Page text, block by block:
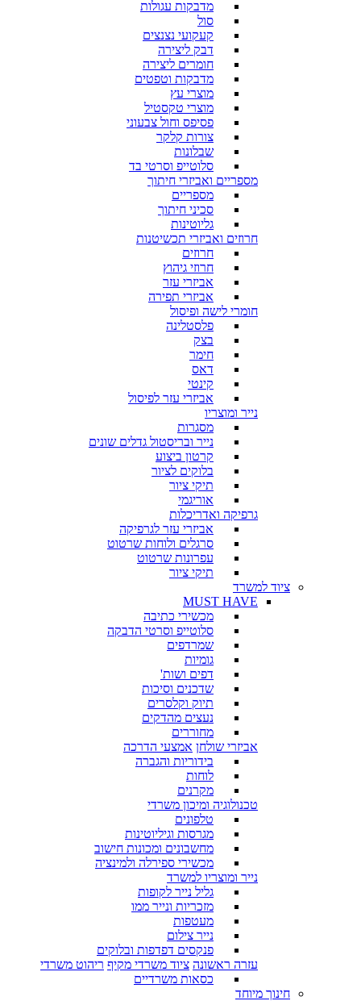
מדבקות עגולות
סול
קעקועי נצנצים
דבק ליצירה
חומרים ליצירה
מדבקות וטפטים
מוצרי עץ
מוצרי טקסטיל
פסיפס וחול צבעוני
צורות קלקר
שבלונות
סלוטייפ וסרטי בד
מספריים ואביזרי חיתוך
מספריים
סכיני חיתוך
גליוטינות
חרוזים ואביזרי תכשיטנות
חרוזים
חרוזי גיהוץ
אביזרי עזר
אביזרי תפירה
חומרי לישה ופיסול
פלסטלינה
בצק
חימר
דאס
קינטי
אביזרי עזר לפיסול
נייר ומוצריו
מסגרות
נייר ובריסטול גדלים שונים
קרטון ביצוע
בלוקים לציור
תיקי ציור
אוריגמי
גרפיקה ואדריכלות
אביזרי עזר לגרפיקה
סרגלים ולוחות שרטוט
עפרונות שרטוט
תיקי ציור
ציוד למשרד
MUST HAVE
מכשירי כתיבה
סלוטייפ וסרטי הדבקה
שמרדפים
גומיות
דפים ושות'
שדכנים וסיכות
תיוק וקלסרים
נעצים מהדקים
מחוררים
אביזרי שולחן אמצעי הדרכה
בידוריות והגברה
לוחות
מקרנים
טכנולוגיה ומיכון משרדי
טלפונים
מגרסות וגיליוטינות
מחשבונים ומכונות חישוב
מכשירי ספירלה ולמינציה
נייר ומוצריו למשרד
גליל נייר לקופות
מזכריות ונייר ממו
מעטפות
נייר צילום
פנקסים דפדפות ובלוקים
עזרה ראשונה ציוד משרדי מקיף ריהוט משרדי
כסאות משרדיים
חינוך מיוחד